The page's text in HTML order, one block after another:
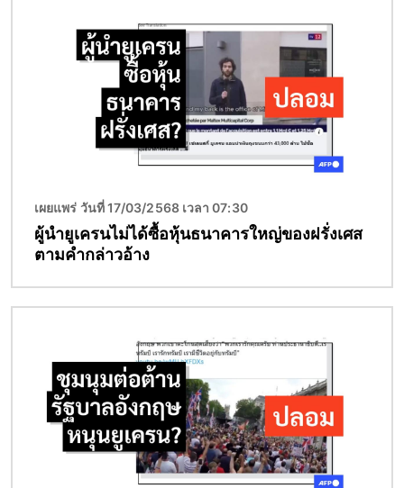
เผยแพร่ วันที่ 17/03/2568 เวลา 07:30
ผู้นำยูเครนไม่ได้ซื้อหุ้นธนาคารใหญ่ของฝรั่งเศส
ตามคำกล่าวอ้าง